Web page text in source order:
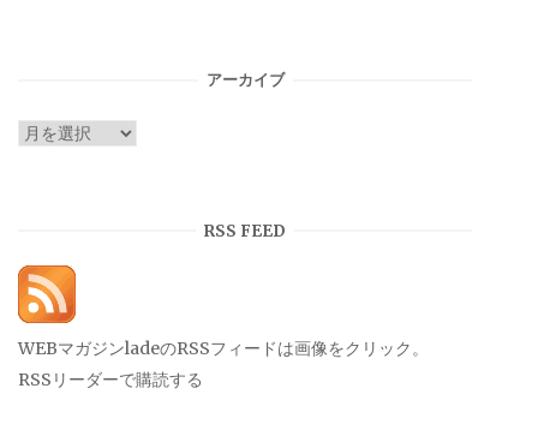
アーカイブ
ア
RSS FEED
WEBマガジンladeのRSSフィードは画像をクリック。
RSSリーダーで購読する